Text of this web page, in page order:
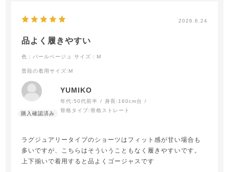
2026.6.24
品よく履きやすい
色：パールベージュ サイズ：M
普段の着用サイズ:M
YUMIKO
年代:50代前半 身長: 160cm台
骨格タイプ:骨格ストレート
ラグジュアリータイプのショーツはフィット感が甘い場合も
多いですが、こちらはそういうこともなく履きやすいです。
上下揃いで着用すると品よくゴージャスです